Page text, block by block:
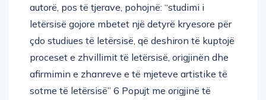
autorë, pos të tjerave, pohojnë: “studimi i
letërsisë gojore mbetet një detyrë kryesore për
çdo studiues të letërsisë, që deshiron të kuptojë
proceset e zhvillimit të letërsisë, origjinën dhe
afirmimin e zhanreve e të mjeteve artistike të
sotme të letërsisë” 6 Popujt me origjinë të